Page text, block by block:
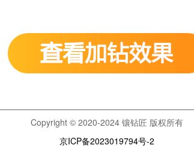
Copyright © 2020-2024 镶钻匠 版权所有
京ICP备2023019794号-2